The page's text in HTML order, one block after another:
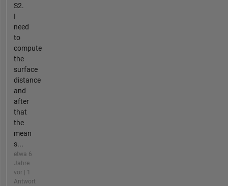
S2.
I
need
to
compute
the
surface
distance
and
after
that
the
mean
s...
etwa 6
Jahre
vor | 1
Antwort